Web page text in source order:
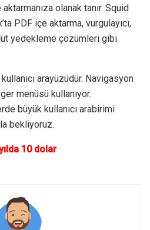
olanak tanır. Squid
PDF içe aktarma, vurgulayıcı,
yedekleme çözümleri gibi
arayüzüdür. Navigasyon
menüsü kullanıyor.
büyük kullanıcı arabirimi
bekliyoruz.
10 dolar